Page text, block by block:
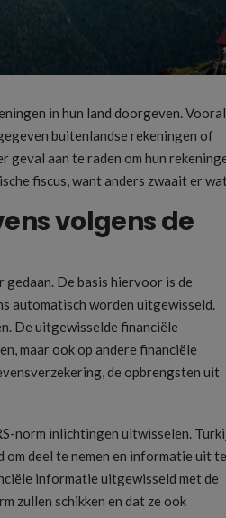
in hun land doorgeven. Vooral
buitenlandse rekeningen of
geval aan te raden om hun
fiscus, want anders zwaait er
volgens de
De basis hiervoor is de
automatisch worden uitgewisseld.
De uitgewisselde financiële
maar ook op andere financiële
de opbrengsten uit
norm inlichtingen uitwisselen.
deel te nemen en informatie uit te
informatie uitgewisseld met de
zullen schikken en dat ze ook